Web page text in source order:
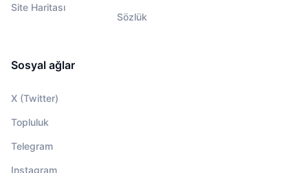
Site Haritası
Sözlük
Sosyal ağlar
X (Twitter)
Topluluk
Telegram
Instagram